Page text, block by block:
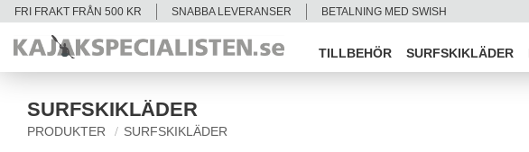
FRI FRAKT FRÅN 500 KR SNABBA LEVERANSER BETALNING MED SWISH
TILLBEHÖR SURFSKIKLÄDER
SURFSKIKLÄDER
PRODUKTER SURFSKIKLÄDER